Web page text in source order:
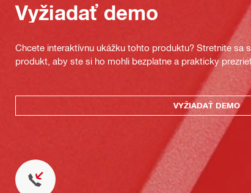
Vyžiadať demo
Chcete interaktívnu ukážku tohto produktu? Stretnite sa
produkt, aby ste si ho mohli bezplatne a prakticky
VYŽIADAŤ DEMO